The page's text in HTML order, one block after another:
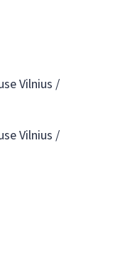
Vilnius /
Vilnius /